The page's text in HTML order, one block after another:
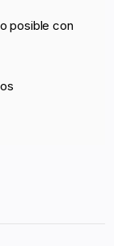
posible con